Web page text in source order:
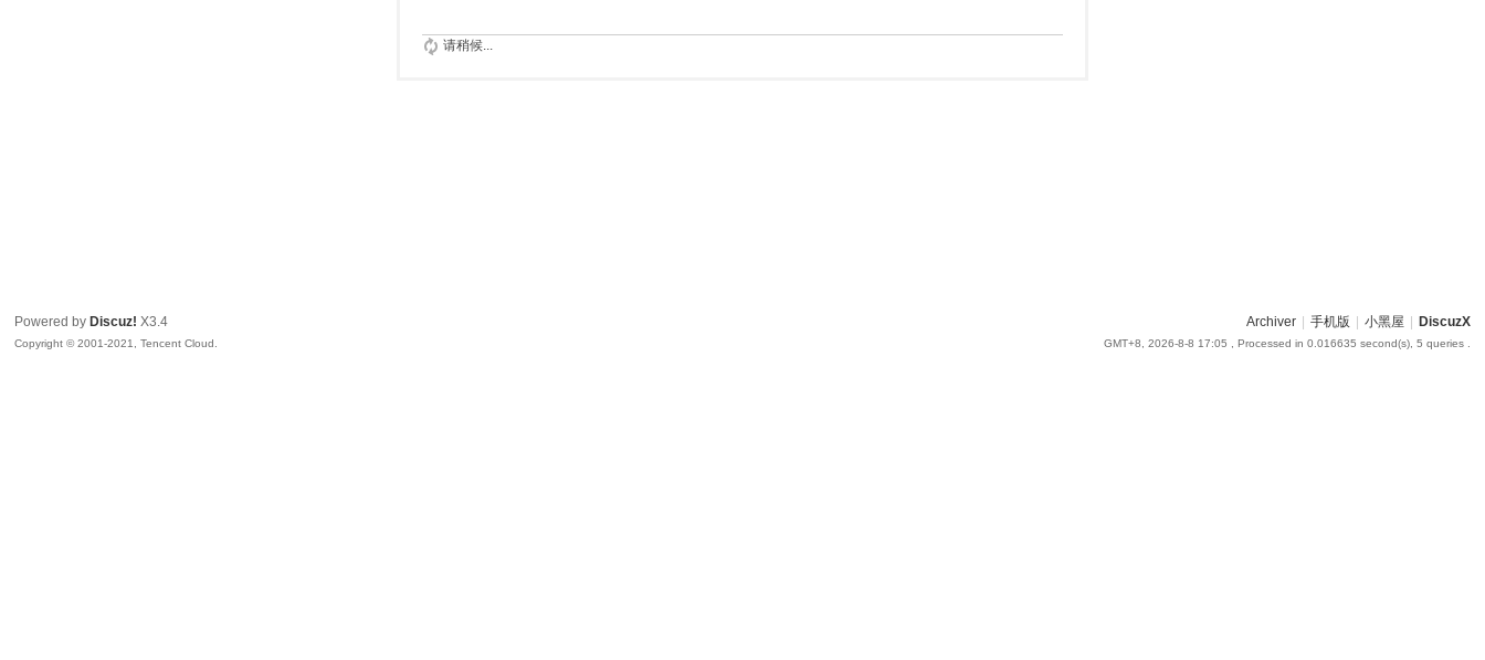
请稍候...
Archiver 手机版 小黑屋 DiscuzX
GMT+8, 2026-8-8 17:05 , Processed in 0.016635 second(s), 5 queries .
Powered by Discuz! X3.4
Copyright © 2001-2021, Tencent Cloud.